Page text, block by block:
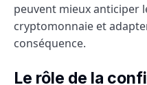
peuvent mieux anticiper
cryptomonnaie et
conséquence.
Le rôle de la